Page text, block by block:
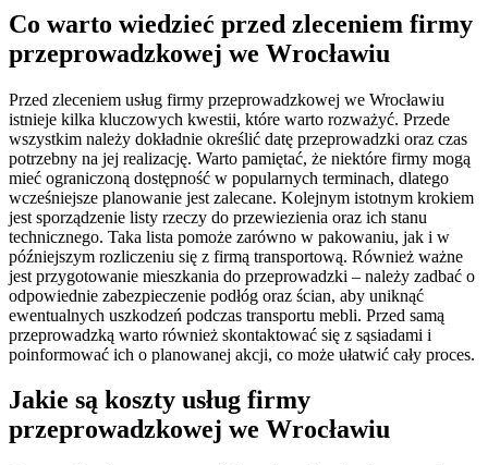
Co warto wiedzieć przed zleceniem firmy
przeprowadzkowej we Wrocławiu
Przed zleceniem usług firmy przeprowadzkowej we Wrocławiu
istnieje kilka kluczowych kwestii, które warto rozważyć. Przede
wszystkim należy dokładnie określić datę przeprowadzki oraz czas
potrzebny na jej realizację. Warto pamiętać, że niektóre firmy mogą
mieć ograniczoną dostępność w popularnych terminach, dlatego
wcześniejsze planowanie jest zalecane. Kolejnym istotnym krokiem
jest sporządzenie listy rzeczy do przewiezienia oraz ich stanu
technicznego. Taka lista pomoże zarówno w pakowaniu, jak i w
późniejszym rozliczeniu się z firmą transportową. Również ważne
jest przygotowanie mieszkania do przeprowadzki – należy zadbać o
odpowiednie zabezpieczenie podłóg oraz ścian, aby uniknąć
ewentualnych uszkodzeń podczas transportu mebli. Przed samą
przeprowadzką warto również skontaktować się z sąsiadami i
poinformować ich o planowanej akcji, co może ułatwić cały proces.
Jakie są koszty usług firmy
przeprowadzkowej we Wrocławiu